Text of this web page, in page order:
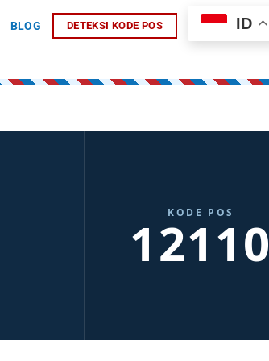
BLOG DETEKSI KODE POS ID
KODE POS
12110